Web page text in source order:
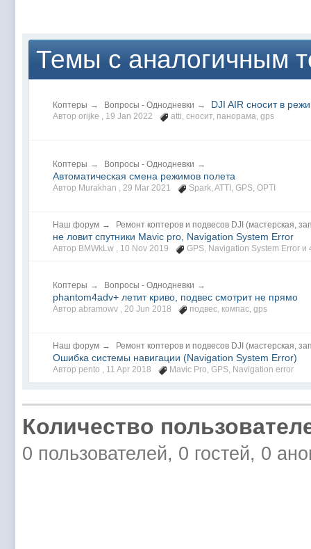
Темы с аналогичным
Коптеры → Вопросы - Однодневки → DJI AIR сносит в
Автор orijke , 19 Jan 2022 atti, сносит, панорама, gps
Коптеры → Вопросы - Однодневки →
Автоматическая смена режимов полета
Автор Murakhan , 29 Mar 2021 Spark, ATTI , GPS, OPTI
Наш форум → Ремонт коптеров и подвесов DJI (мастерская,
не ловит спутники Mavic pro, Navigation System Error
Автор BMWkLw , 10 Nov 2019 GPS, Navigation System Error и
Коптеры → Вопросы - Однодневки →
phantom4adv+ летит криво, подвес смотрит не прямо
Автор abramowv , 20 Jun 2018 подвес, компас, gps
Наш форум → Ремонт коптеров и подвесов DJI (мастерская,
Ошибка системы навигации (Navigation System Error)
Автор pento , 11 Apr 2018 Mavic Pro, GPS, Navigation error
Количество
0 пользователей, 0 гостей, 0